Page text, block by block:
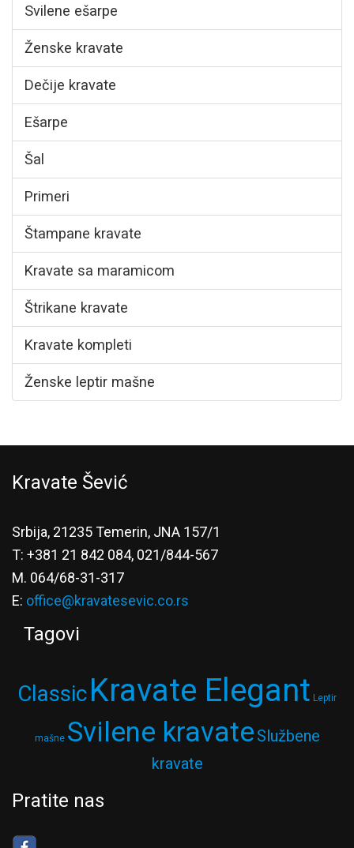
Svilene ešarpe
Ženske kravate
Dečije kravate
Ešarpe
Šal
Primeri
Štampane kravate
Kravate sa maramicom
Štrikane kravate
Kravate kompleti
Ženske leptir mašne
Kravate Šević
Srbija, 21235 Temerin, JNA 157/1
T: +381 21 842 084, 021/844-567
M. 064/68-31-317
E: office@kravatesevic.co.rs
Tagovi
ClassicKravate Elegant Leptir
mašne Svilene kravate Službene
kravate
Pratite nas